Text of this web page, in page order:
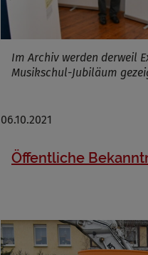
Im Archiv werden derweil
Musikschul-Jubiläum
06.10.2021
Öffentliche